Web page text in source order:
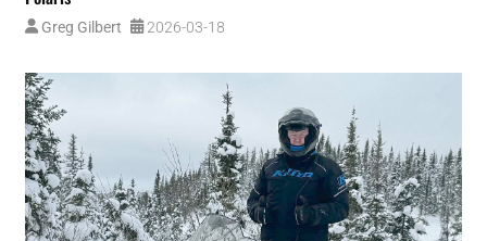
Greg Gilbert 2026-03-18